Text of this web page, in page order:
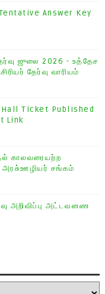
Answer Key
ஜுலை 2026 - உத்தேச
தேர்வு வாரியம்
Hall Ticket Published
Link
காலவரையற்ற
அரசு்ஊழியர் சங்கம்
அறிவிப்பு அட்டவனண